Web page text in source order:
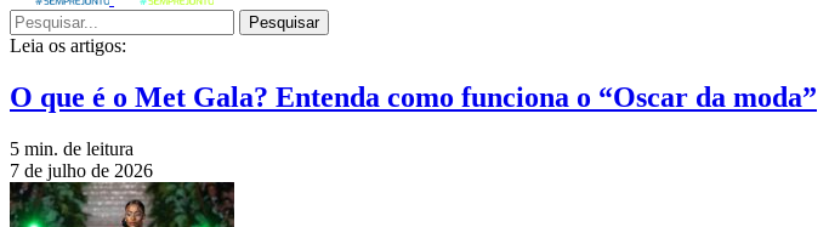
Pesquisar
Leia os artigos:
O que é o Met Gala? Entenda como funciona o “Oscar da moda”
5 min. de leitura
7 de julho de 2026